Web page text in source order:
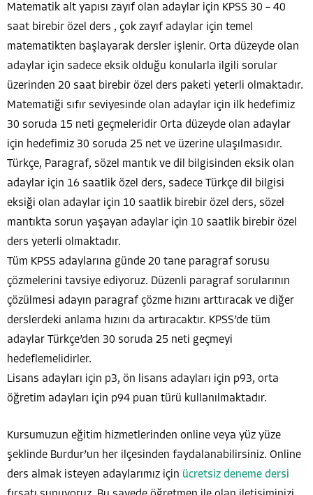
Matematik alt yapısı zayıf olan adaylar için KPSS 30 – 40
saat birebir özel ders , çok zayıf adaylar için temel
matematikten başlayarak dersler işlenir. Orta düzeyde olan
adaylar için sadece eksik olduğu konularla ilgili sorular
üzerinden 20 saat birebir özel ders paketi yeterli olmaktadır.
Matematiği sıfır seviyesinde olan adaylar için ilk hedefimiz
30 soruda 15 neti geçmeleridir Orta düzeyde olan adaylar
için hedefimiz 30 soruda 25 net ve üzerine ulaşılmasıdır.
Türkçe, Paragraf, sözel mantık ve dil bilgisinden eksik olan
adaylar için 16 saatlik özel ders, sadece Türkçe dil bilgisi
eksiği olan adaylar için 10 saatlik birebir özel ders, sözel
mantıkta sorun yaşayan adaylar için 10 saatlik birebir özel
ders yeterli olmaktadır.
Tüm KPSS adaylarına günde 20 tane paragraf sorusu
çözmelerini tavsiye ediyoruz. Düzenli paragraf sorularının
çözülmesi adayın paragraf çözme hızını arttıracak ve diğer
derslerdeki anlama hızını da artıracaktır. KPSS’de tüm
adaylar Türkçe’den 30 soruda 25 neti geçmeyi
hedeflemelidirler.
Lisans adayları için p3, ön lisans adayları için p93, orta
öğretim adayları için p94 puan türü kullanılmaktadır.
Kursumuzun eğitim hizmetlerinden online veya yüz yüze
şeklinde Burdur’un her ilçesinden faydalanabilirsiniz. Online
ders almak isteyen adaylarımız için ücretsiz deneme dersi